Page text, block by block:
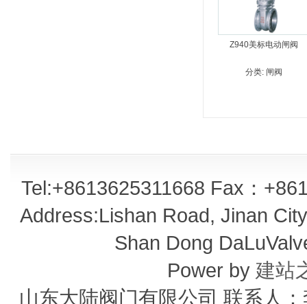
Z940美标电动闸阀
分类: 闸阀
Tel:+8613625311668 Fax：
Address:Lishan Road, Jinan
Shan Dong
Power by 建站
山东大陆阀门有限公司 联系人